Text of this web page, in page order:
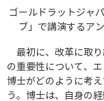
ゴールドラットジャ
ブ」で講演するア
最初に、改革に取り
の重要性について、
博士がどのように考
う。博士は、自身の